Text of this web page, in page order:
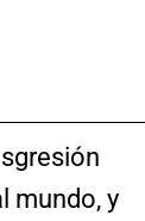
mundo, y